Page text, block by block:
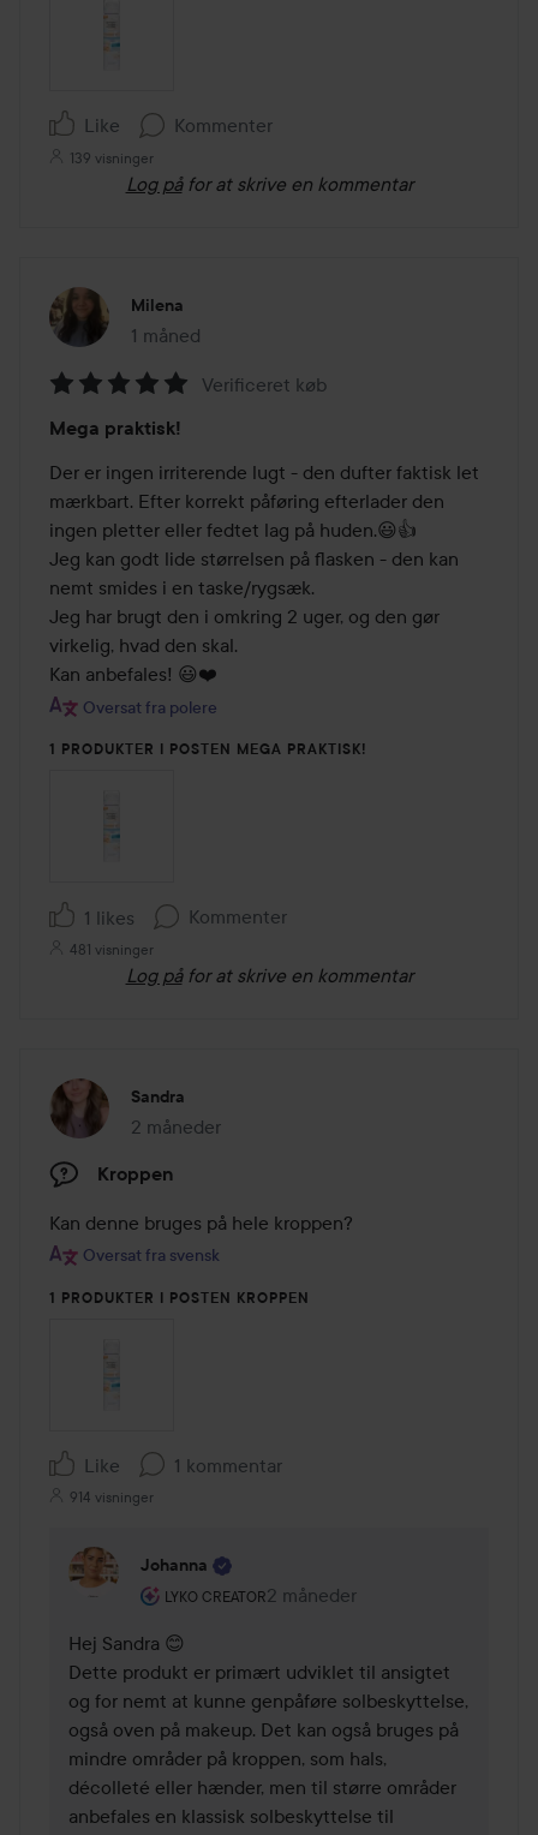
Like Kommenter
139 visninger
Log på for at skrive en kommentar
Milena
1 måned
Posten blev oprettet 1 måned
5
ud
af
5
Verificeret køb
Mega praktisk!
Der er ingen irriterende lugt - den dufter faktisk let
mærkbart. Efter korrekt påføring efterlader den
ingen pletter eller fedtet lag på huden.😃👍
Jeg kan godt lide størrelsen på flasken - den kan
nemt smides i en taske/rygsæk.
Jeg har brugt den i omkring 2 uger, og den gør
virkelig, hvad den skal.
Kan anbefales! 😃❤️
Oversat fra polere
1 PRODUKTER I POSTEN MEGA PRAKTISK!
1 likes Kommenter
481 visninger
Log på for at skrive en kommentar
Sandra
2 måneder
Posten blev oprettet 2 måneder
Kroppen
Kan denne bruges på hele kroppen?
Oversat fra svensk
1 PRODUKTER I POSTEN KROPPEN
Like 1 kommentar
914 visninger
Johanna
LYKO CREATOR
Brugerens rolle: Lyko Creator.
2 måneder
Kommentaren lades 2 måneder
Hej Sandra 😊
Dette produkt er primært udviklet til ansigtet
og for nemt at kunne genpåføre solbeskyttelse,
også oven på makeup. Det kan også bruges på
mindre områder på kroppen, som hals,
décolleté eller hænder, men til større områder
anbefales en klassisk solbeskyttelse til